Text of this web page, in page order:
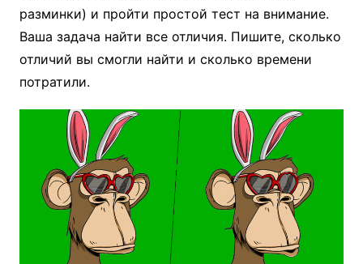
разминки) и пройти простой тест на внимание.
Ваша задача найти все отличия. Пишите, сколько
отличий вы смогли найти и сколько времени
потратили.